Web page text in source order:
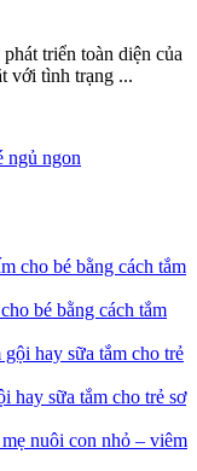
triển toàn diện của
với tình trạng ...
ngủ ngon
bé bằng cách tắm
hay sữa tắm cho trẻ sơ